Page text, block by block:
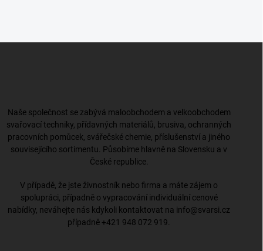
Naše společnost se zabývá maloobchodem a velkoobchodem
svařovací techniky, přídavných materiálů, brusiva, ochranných
pracovních pomůcek, svářečské chemie, příslušenství a jiného
souvisejícího sortimentu. Působíme hlavně na Slovensku a v
České republice.
V případě, že jste živnostník nebo firma a máte zájem o
spolupráci, případně o vypracování individuální cenové
nabídky, neváhejte nás kdykoli kontaktovat na info@svarsi.cz
případně +421 948 072 919